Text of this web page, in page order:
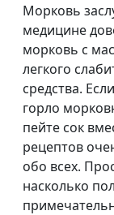
Морковь
медицине
морковь с
легкого
средства.
горло
пейте сок
рецептов
обо всех.
насколько